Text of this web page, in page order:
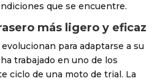
que se encuentre.
más ligero y eficaz
para adaptarse a su
trabajado en uno de los
ciclo de una moto de trial. La